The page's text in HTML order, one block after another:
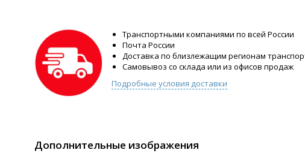
Транспортными компаниями по всей России
Почта России
Доставка по близлежащим регионам
Самовывоз со склада или из офисов продаж
Подробные условия доставки
Дополнительные изображения